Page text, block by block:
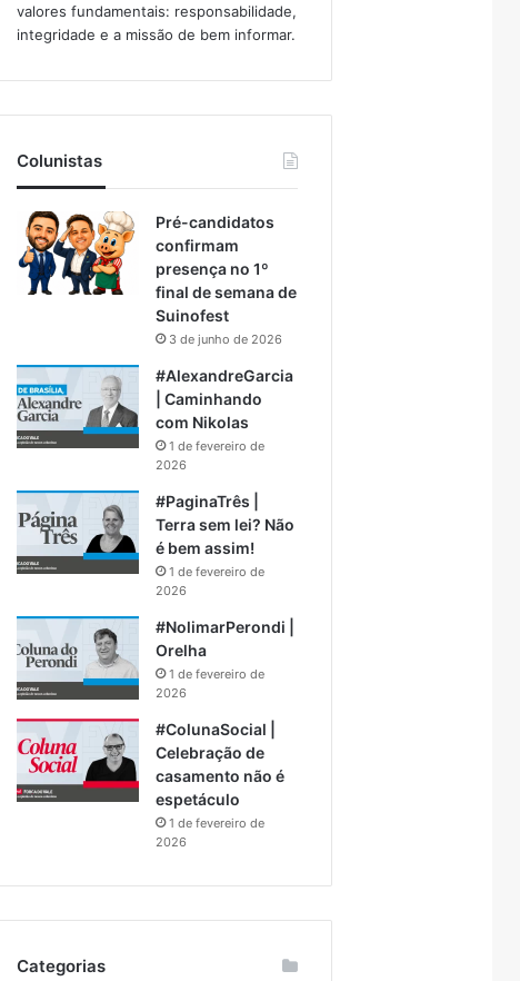
valores fundamentais: responsabilidade,
integridade e a missão de bem informar.​
Colunistas
Pré-candidatos
confirmam
presença no 1º
final de semana de
Suinofest
3 de junho de 2026
#AlexandreGarcia
| Caminhando
com Nikolas
1 de fevereiro de
2026
#PaginaTrês |
Terra sem lei? Não
é bem assim!
1 de fevereiro de
2026
#NolimarPerondi |
Orelha
1 de fevereiro de
2026
#ColunaSocial |
Celebração de
casamento não é
espetáculo
1 de fevereiro de
2026
Categorias